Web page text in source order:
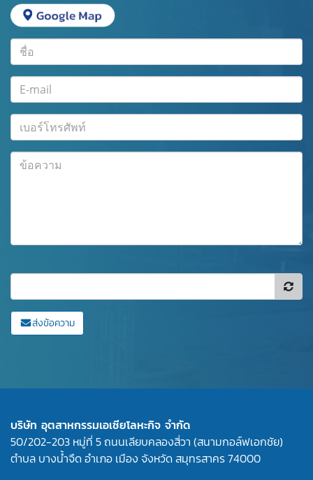
ส่งข้อความ
บริษัท อุตสาหกรรมเอเซียโลหะกิจ จำกัด
50/202-203 หมู่ที่ 5 ถนนเลียบคลองสี่วา (สนามกอล์ฟเอกชัย)
ตำบล บางน้ำจืด อำเภอ เมือง จังหวัด สมุทรสาคร 74000